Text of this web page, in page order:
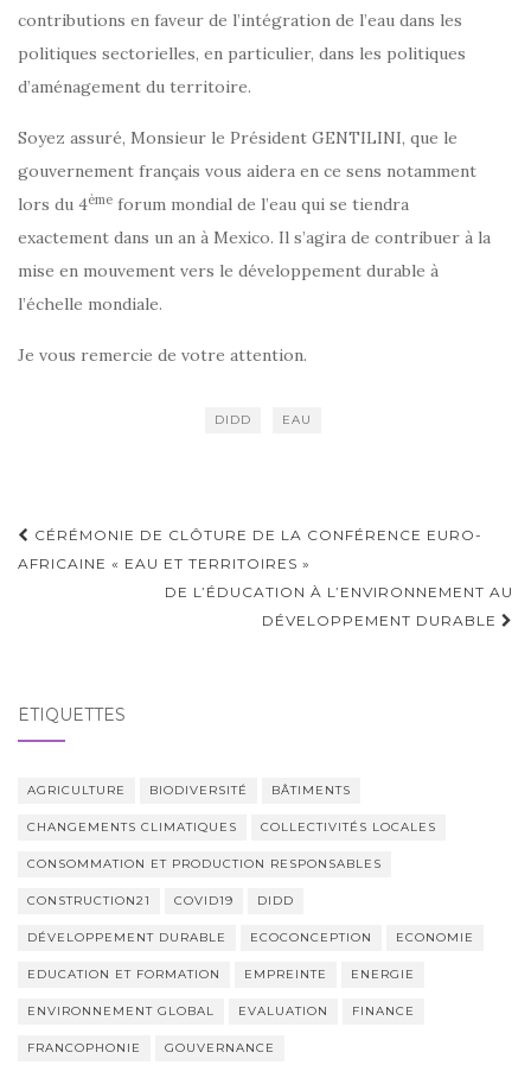
contributions en faveur de l’intégration de l’eau dans les
politiques sectorielles, en particulier, dans les politiques
d’aménagement du territoire.
Soyez assuré, Monsieur le Président GENTILINI, que le
gouvernement français vous aidera en ce sens notamment
lors du 4ème forum mondial de l’eau qui se tiendra
exactement dans un an à Mexico. Il s’agira de contribuer à la
mise en mouvement vers le développement durable à
l’échelle mondiale.
Je vous remercie de votre attention.
DIDD EAU
Navigation
d'article
CÉRÉMONIE DE CLÔTURE DE LA CONFÉRENCE EURO-
AFRICAINE « EAU ET TERRITOIRES »
DE L’ÉDUCATION À L’ENVIRONNEMENT AU
DÉVELOPPEMENT DURABLE
ÉTIQUETTES
AGRICULTURE BIODIVERSITÉ BÂTIMENTS
CHANGEMENTS CLIMATIQUES COLLECTIVITÉS LOCALES
CONSOMMATION ET PRODUCTION RESPONSABLES
CONSTRUCTION21 COVID19 DIDD
DÉVELOPPEMENT DURABLE ECOCONCEPTION ECONOMIE
EDUCATION ET FORMATION EMPREINTE ENERGIE
ENVIRONNEMENT GLOBAL EVALUATION FINANCE
FRANCOPHONIE GOUVERNANCE